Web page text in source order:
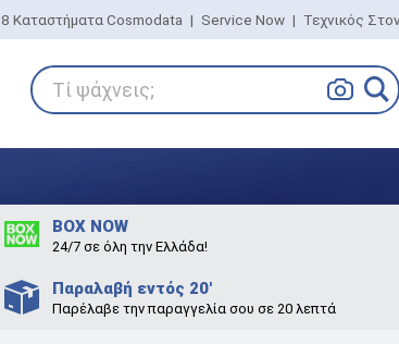
8 Καταστήματα Cosmodata | Service Now | Τεχνικός
Τί ψάχνεις;
BOX NOW
24/7 σε όλη την Ελλάδα!
Παραλαβή εντός 20'
Παρέλαβε την παραγγελία σου σε 20 λεπτά